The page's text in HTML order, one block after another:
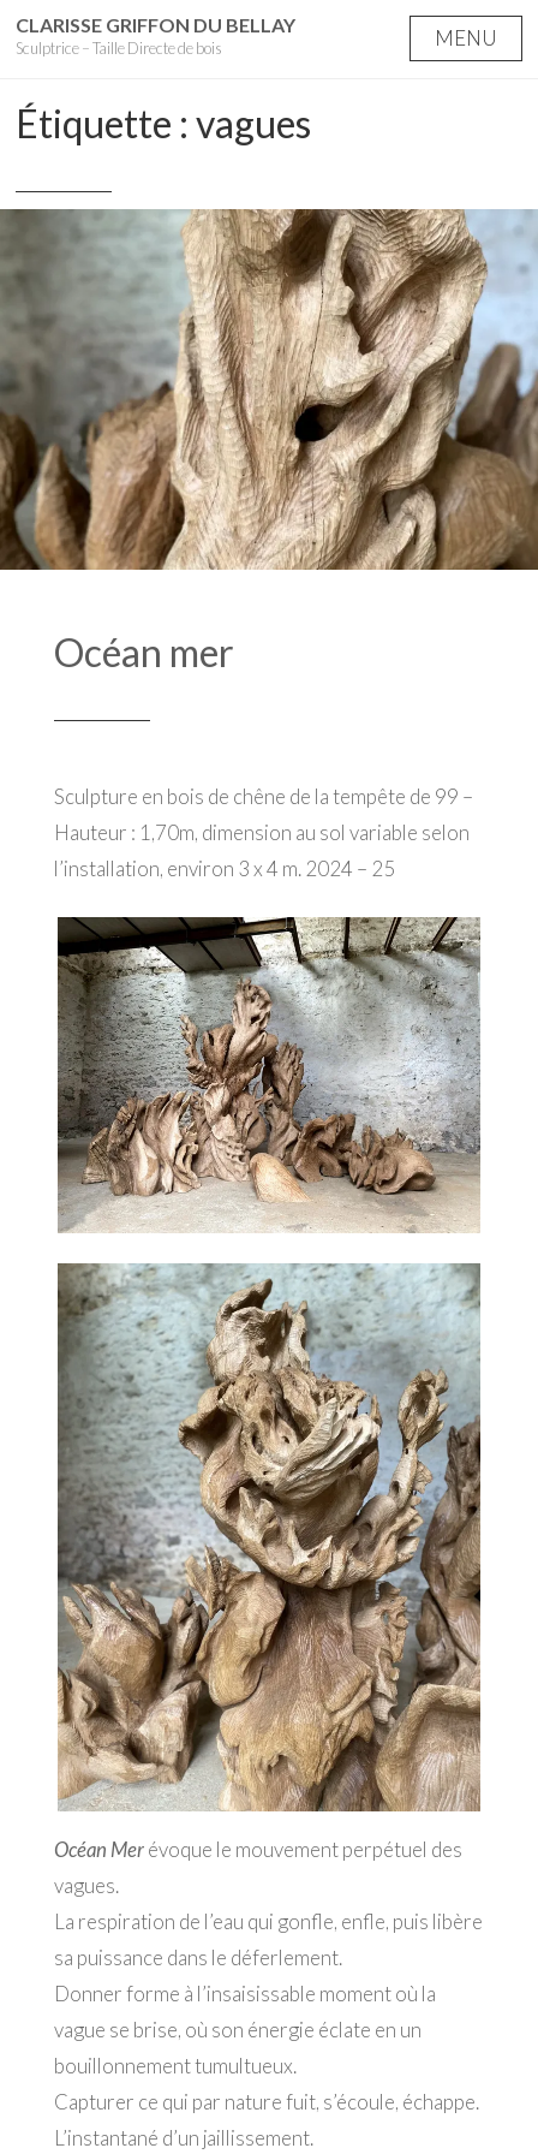
Skip
to
CLARISSE GRIFFON DU BELLAY
Sculptrice – Taille Directe de bois MENU
Étiquette :vagues
Océan mer
Sculpture en bois de chêne de la tempête de 99 –
Hauteur : 1,70m, dimension au sol variable selon
l’installation, environ 3 x 4 m. 2024 – 25
Océan Merévoque le mouvement perpétuel des
vagues.
La respiration de l’eau qui gonfle, enfle, puis libère
sa puissance dans le déferlement.
Donner forme à l’insaisissable moment où la
vague se brise, où son énergie éclate en un
bouillonnement tumultueux.
Capturer ce qui par nature fuit, s’écoule, échappe.
L’instantané d’un jaillissement.